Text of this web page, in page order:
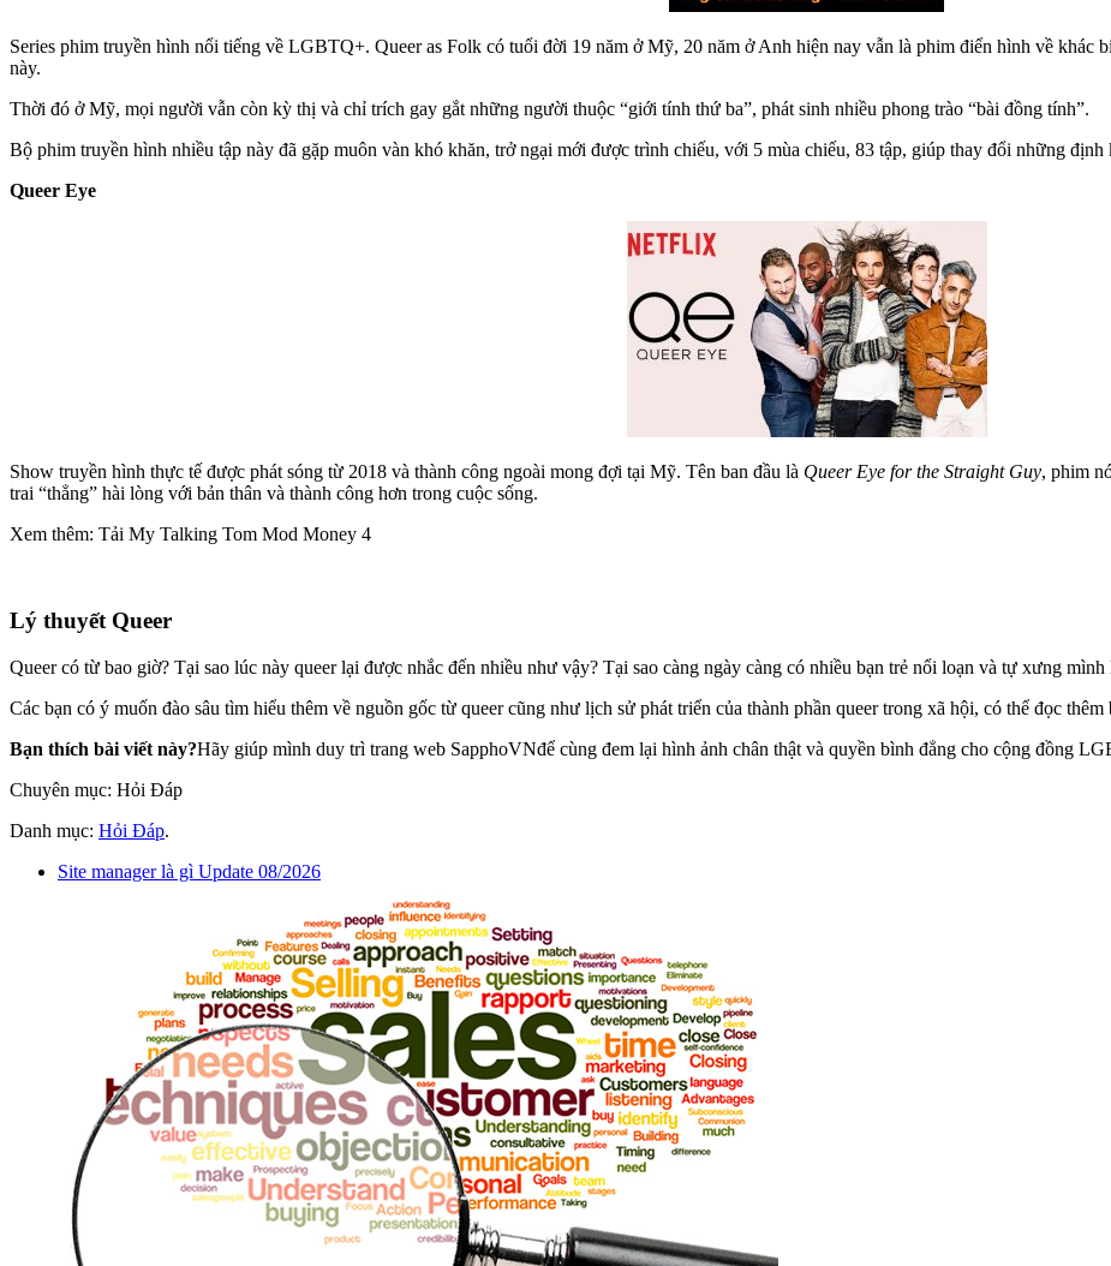
Series phim truyền hình nổi tiếng về LGBTQ+. Queer as Folk có tuổi đời 19 năm ở Mỹ, 20 năm ở Anh hiện nay vẫn là phim điển hình về khác
này.
Thời đó ở Mỹ, mọi người vẫn còn kỳ thị và chỉ trích gay gắt những người thuộc “giới tính thứ ba”, phát sinh nhiều phong trào “bài đồng tính”.
Bộ phim truyền hình nhiều tập này đã gặp muôn vàn khó khăn, trở ngại mới được trình chiếu, với 5 mùa chiếu, 83 tập, giúp thay đổi những
Queer Eye
Show truyền hình thực tế được phát sóng từ 2018 và thành công ngoài mong đợi tại Mỹ. Tên ban đầu là Queer Eye for the Straight Guy, phim
trai “thẳng” hài lòng với bản thân và thành công hơn trong cuộc sống.
Xem thêm: Tải My Talking Tom Mod Money 4
Lý thuyết Queer
Queer có từ bao giờ? Tại sao lúc này queer lại được nhắc đến nhiều như vậy? Tại sao càng ngày càng có nhiều bạn trẻ nổi loạn và tự xưng mình
Các bạn có ý muốn đào sâu tìm hiểu thêm về nguồn gốc từ queer cũng như lịch sử phát triển của thành phần queer trong xã hội, có thể đọc
Bạn thích bài viết này?Hãy giúp mình duy trì trang web SapphoVNđể cùng đem lại hình ảnh chân thật và quyền bình đẳng cho cộng đồng
Chuyên mục: Hỏi Đáp
Danh mục: Hỏi Đáp.
Site manager là gì Update 08/2026